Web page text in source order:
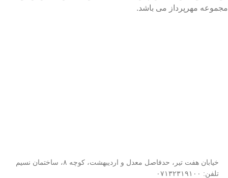
مجموعه مهرپرداز می باشد.
خیابان هفت تیر، حدفاصل معدل و اردیبهشت، کوچه ۸، ساختمان نسیم
تلفن: ۰۷۱۳۲۳۱۹۱۰۰